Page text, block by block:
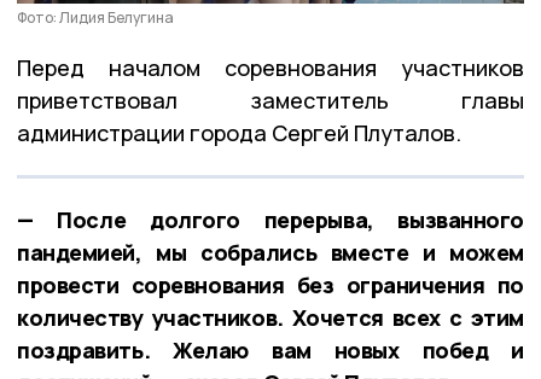
Фото: Лидия Белугина
Перед началом соревнования участников
приветствовал заместитель главы
администрации города Сергей Плуталов.
— После долгого перерыва, вызванного
пандемией, мы собрались вместе и можем
провести соревнования без ограничения по
количеству участников. Хочется всех с этим
поздравить. Желаю вам новых побед и